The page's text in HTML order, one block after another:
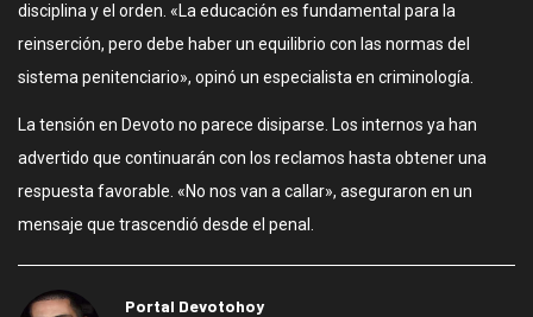
disciplina y el orden. «La educación es fundamental para la
reinserción, pero debe haber un equilibrio con las normas del
sistema penitenciario», opinó un especialista en criminología.
La tensión en Devoto no parece disiparse. Los internos ya han
advertido que continuarán con los reclamos hasta obtener una
respuesta favorable. «No nos van a callar», aseguraron en un
mensaje que trascendió desde el penal.
Portal Devotohoy